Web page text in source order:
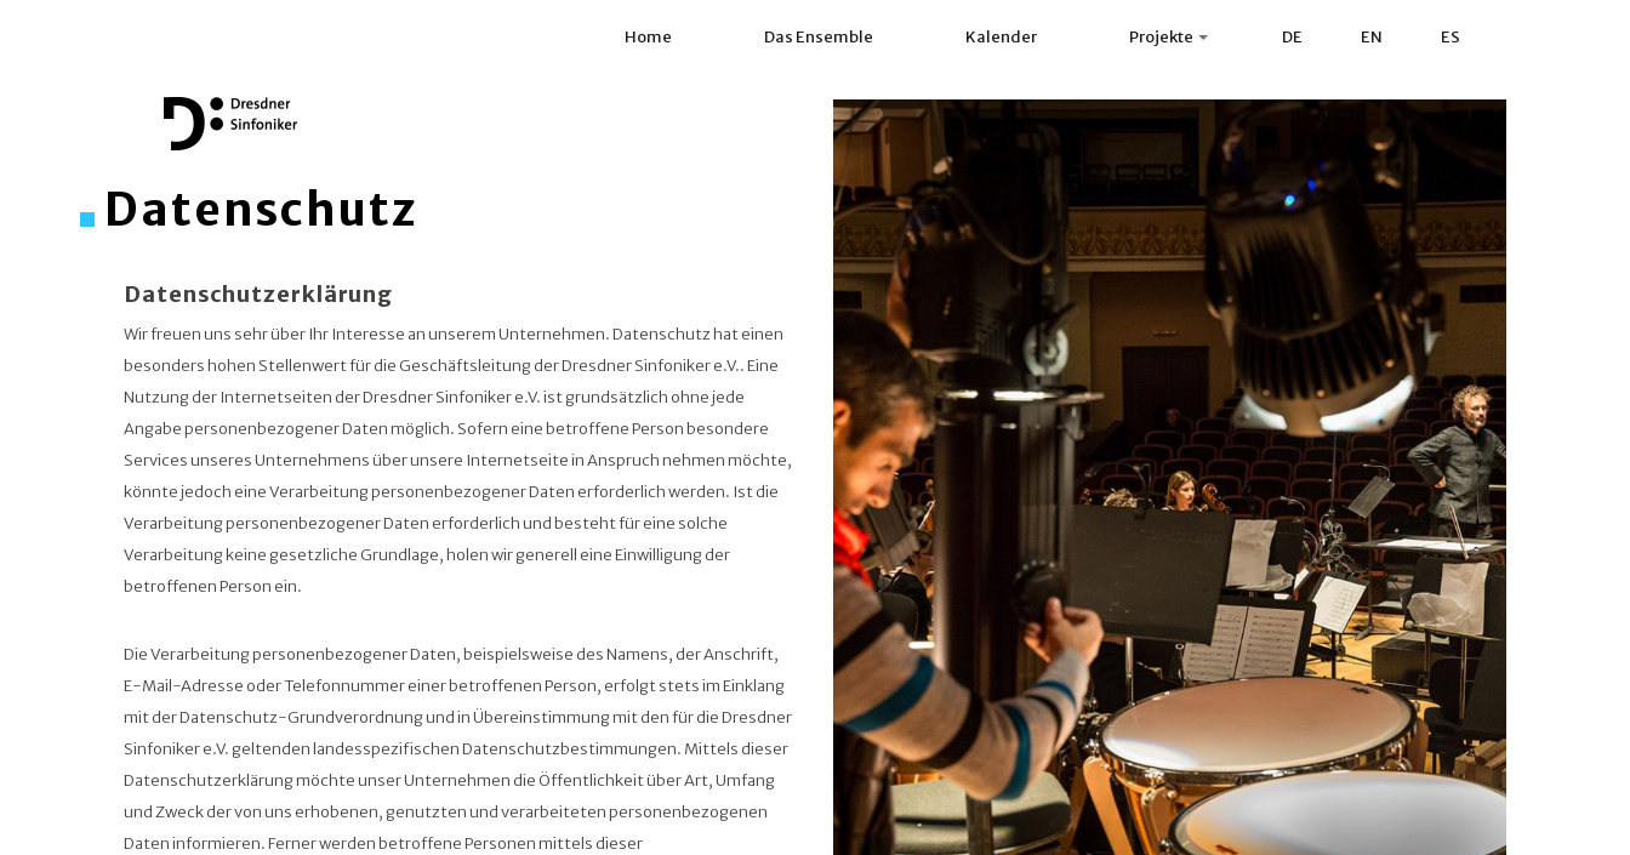
Home Das Ensemble Kalender Projekte DE EN ES
Datenschutz
Datenschutzerklärung
Wir freuen uns sehr über Ihr Interesse an unserem Unternehmen. Datenschutz hat einen
besonders hohen Stellenwert für die Geschäftsleitung der Dresdner Sinfoniker e.V.. Eine
Nutzung der Internetseiten der Dresdner Sinfoniker e.V. ist grundsätzlich ohne jede
Angabe personenbezogener Daten möglich. Sofern eine betroffene Person besondere
Services unseres Unternehmens über unsere Internetseite in Anspruch nehmen möchte,
könnte jedoch eine Verarbeitung personenbezogener Daten erforderlich werden. Ist die
Verarbeitung personenbezogener Daten erforderlich und besteht für eine solche
Verarbeitung keine gesetzliche Grundlage, holen wir generell eine Einwilligung der
betroffenen Person ein.
Die Verarbeitung personenbezogener Daten, beispielsweise des Namens, der Anschrift,
E-Mail-Adresse oder Telefonnummer einer betroffenen Person, erfolgt stets im Einklang
mit der Datenschutz-Grundverordnung und in Übereinstimmung mit den für die Dresdner
Sinfoniker e.V. geltenden landesspezifischen Datenschutzbestimmungen. Mittels dieser
Datenschutzerklärung möchte unser Unternehmen die Öffentlichkeit über Art, Umfang
und Zweck der von uns erhobenen, genutzten und verarbeiteten personenbezogenen
Daten informieren. Ferner werden betroffene Personen mittels dieser